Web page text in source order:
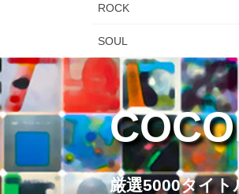
ROCK
SOUL
厳選5000タイト